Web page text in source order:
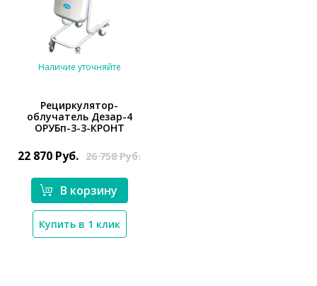
*}
Наличие уточняйте
Рециркулятор-
облучатель Дезар-4
ОРУБп-3-3-КРОНТ
22 870 Руб. 26 758Руб.
В корзину
Купить в 1 клик